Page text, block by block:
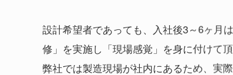
設計希望者であっても、入社後3～6ヶ月
修」を実施し「現場感覚」を身に付けて頂
弊社では製造現場が社内にあるため、実